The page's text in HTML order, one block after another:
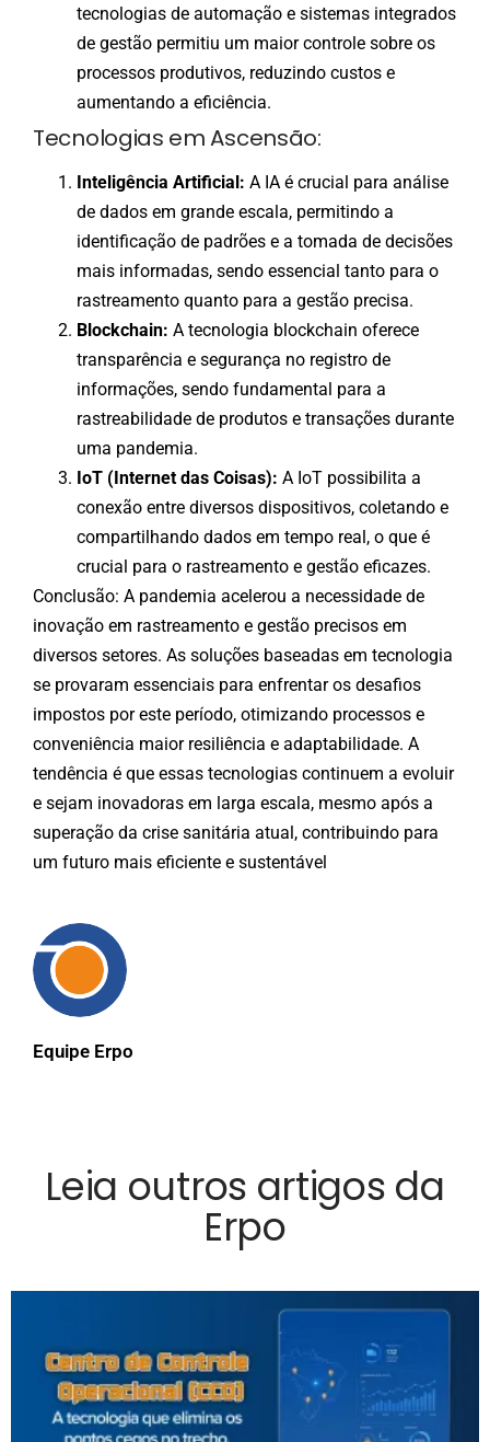
Equipe Erpo
tecnologias de automação e sistemas integrados
de gestão permitiu um maior controle sobre os
processos produtivos, reduzindo custos e
aumentando a eficiência.
Tecnologias em Ascensão:
Inteligência Artificial: A IA é crucial para análise
de dados em grande escala, permitindo a
identificação de padrões e a tomada de decisões
mais informadas, sendo essencial tanto para o
rastreamento quanto para a gestão precisa.
Blockchain: A tecnologia blockchain oferece
transparência e segurança no registro de
informações, sendo fundamental para a
rastreabilidade de produtos e transações durante
uma pandemia.
IoT (Internet das Coisas): A IoT possibilita a
conexão entre diversos dispositivos, coletando e
compartilhando dados em tempo real, o que é
crucial para o rastreamento e gestão eficazes.
Conclusão: A pandemia acelerou a necessidade de
inovação em rastreamento e gestão precisos em
diversos setores. As soluções baseadas em tecnologia
se provaram essenciais para enfrentar os desafios
impostos por este período, otimizando processos e
conveniência maior resiliência e adaptabilidade. A
tendência é que essas tecnologias continuem a evoluir
e sejam inovadoras em larga escala, mesmo após a
superação da crise sanitária atual, contribuindo para
um futuro mais eficiente e sustentável
Leia outros artigos da
Erpo